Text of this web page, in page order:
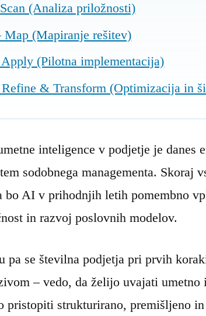
(Analiza priložnosti)
Map (Mapiranje rešitev)
(Pilotna implementacija)
& Transform (Optimizacija in
inteligence v podjetje je danes
sodobnega managementa. Skoraj
bo AI v prihodnjih letih pomembno
in razvoj poslovnih modelov.
pa se številna podjetja pri prvih
– vedo, da želijo uvajati umetno
pristopiti strukturirano, premišljeno in